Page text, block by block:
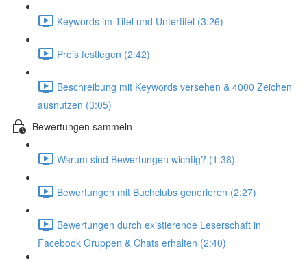
Keywords im Titel und Untertitel (3:26)
Preis festlegen (2:42)
Beschreibung mit Keywords versehen & 4000 Zeichen
ausnutzen (3:05)
Bewertungen sammeln
Warum sind Bewertungen wichtig? (1:38)
Bewertungen mit Buchclubs generieren (2:27)
Bewertungen durch existierende Leserschaft in
Facebook Gruppen & Chats erhalten (2:40)